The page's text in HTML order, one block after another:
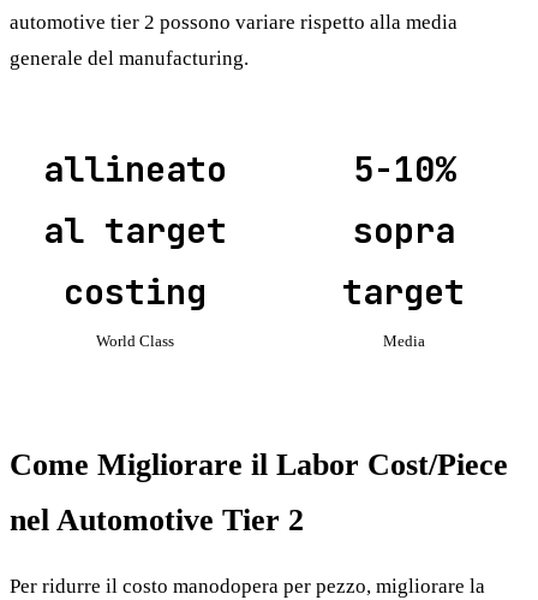
automotive tier 2 possono variare rispetto alla media
generale del manufacturing.
allineato
al target
costing
World Class
5-10%
sopra
target
Media
Come Migliorare il Labor Cost/Piece
nel Automotive Tier 2
Per ridurre il costo manodopera per pezzo, migliorare la